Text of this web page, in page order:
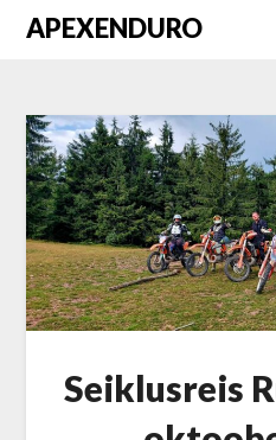
SkipAPEXENDURO
Seiklusreis